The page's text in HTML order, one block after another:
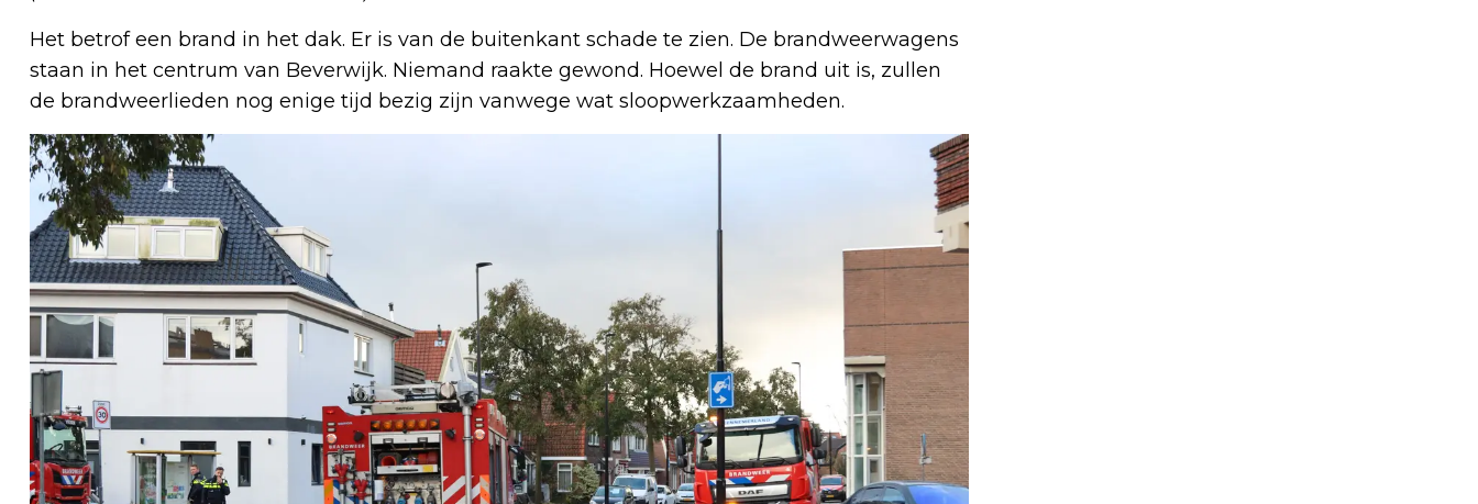
Het betrof een brand in het dak. Er is van de buitenkant schade te zien. De brandweerwagens
staan in het centrum van Beverwijk. Niemand raakte gewond. Hoewel de brand uit is, zullen
de brandweerlieden nog enige tijd bezig zijn vanwege wat sloopwerkzaamheden.